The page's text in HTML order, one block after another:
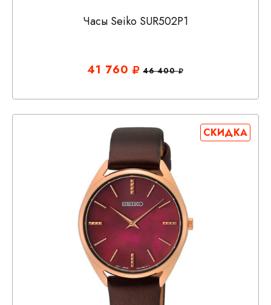
Часы Seiko SUR502P1
41 760 46 400
СКИДКА